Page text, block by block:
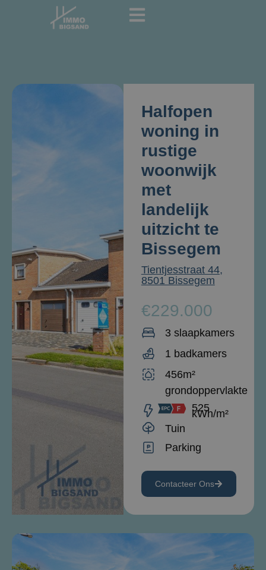
Halfopen
woning in
rustige
woonwijk
met
landelijk
uitzicht te
Bissegem
Tientjesstraat 44,
8501 Bissegem
€229.000
3 slaapkamers
1 badkamers
456m²
grondoppervlakte
525
kWh/m²
Tuin
Parking
Contacteer Ons